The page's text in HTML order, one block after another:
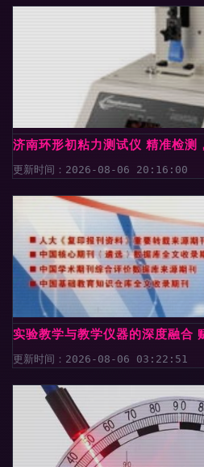
济南环形初粘力测试仪 精准检测
更新时间：2026-08-06 20:16:00
实验教学与教学仪器的深度融合
更新时间：2026-08-06 03:22:51